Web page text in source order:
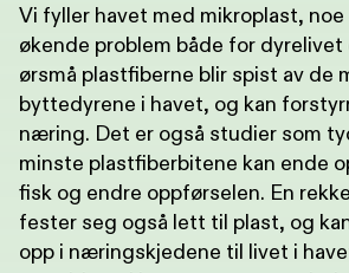
Vi fyller havet med mikroplast,
økende problem både for dyrelivet
ørsmå plastfiberne blir spist av de
byttedyrene i havet, og kan
næring. Det er også studier som
minste plastfiberbitene kan ende
fisk og endre oppførselen. En
fester seg også lett til plast, og
opp i næringskjedene til livet i